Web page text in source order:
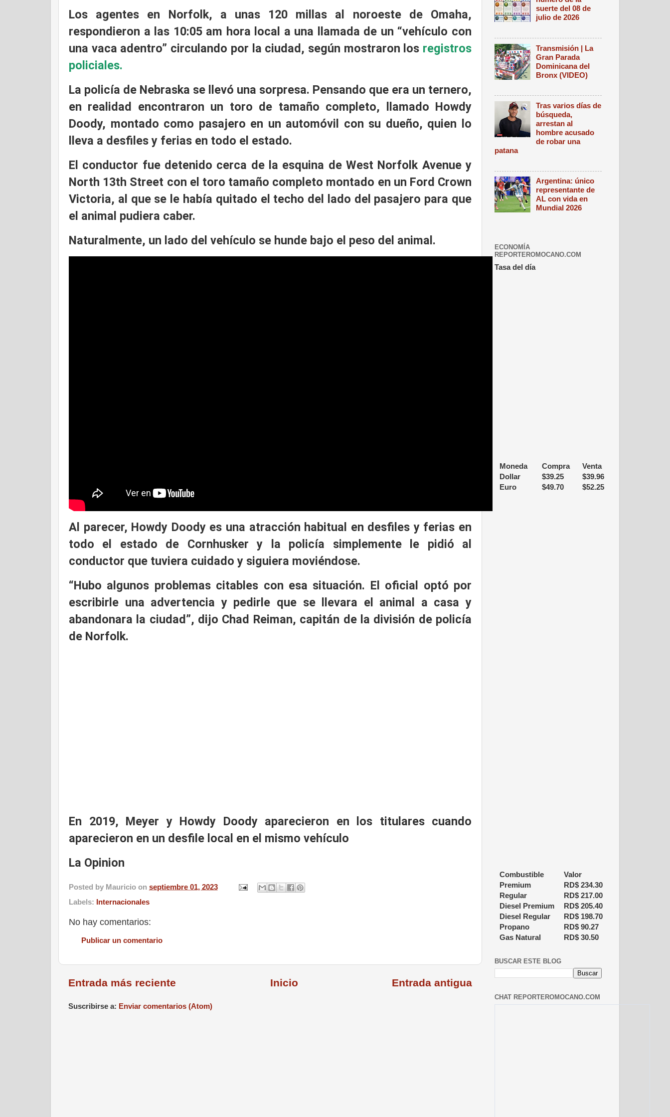
Los agentes en Norfolk, a unas 120 millas al noroeste de Omaha,
respondieron a las 10:05 am hora local a una llamada de un “vehículo con
una vaca adentro” circulando por la ciudad, según mostraron los registros
policiales.
La policía de Nebraska se llevó una sorpresa. Pensando que era un ternero,
en realidad encontraron un toro de tamaño completo, llamado Howdy
Doody, montado como pasajero en un automóvil con su dueño, quien lo
lleva a desfiles y ferias en todo el estado.
El conductor fue detenido cerca de la esquina de West Norfolk Avenue y
North 13th Street con el toro tamaño completo montado en un Ford Crown
Victoria, al que se le había quitado el techo del lado del pasajero para que
el animal pudiera caber.
Naturalmente, un lado del vehículo se hunde bajo el peso del animal.
Al parecer, Howdy Doody es una atracción habitual en desfiles y ferias en
todo el estado de Cornhusker y la policía simplemente le pidió al
conductor que tuviera cuidado y siguiera moviéndose.
“Hubo algunos problemas citables con esa situación. El oficial optó por
escribirle una advertencia y pedirle que se llevara el animal a casa y
abandonara la ciudad”, dijo Chad Reiman, capitán de la división de policía
de Norfolk.
En 2019, Meyer y Howdy Doody aparecieron en los titulares cuando
aparecieron en un desfile local en el mismo vehículo
La Opinion
Posted by Mauricio on septiembre 01, 2023
Labels: Internacionales
No hay comentarios:
Publicar un comentario
Entrada más reciente Entrada antigua
Inicio
Suscribirse a: Enviar comentarios (Atom)
suerte del 08 de
julio de 2026
Transmisión | La
Gran Parada
Dominicana del
Bronx (VIDEO)
Tras varios días de
búsqueda,
arrestan al
hombre acusado
de robar una
patana
Argentina: único
representante de
AL con vida en
Mundial 2026
ECONOMÍA
REPORTEROMOCANO.COM
Tasa del día
Moneda Compra
Venta
Dollar
$39.25 $39.96
Euro
$49.70 $52.25
Combustible
Valor
Premium
RD$ 234.30
Regular
RD$ 217.00
Diesel Premium
RD$ 205.40
Diesel Regular
RD$ 198.70
Propano
RD$ 90.27
Gas Natural
RD$ 30.50
BUSCAR ESTE BLOG
CHAT REPORTEROMOCANO.COM